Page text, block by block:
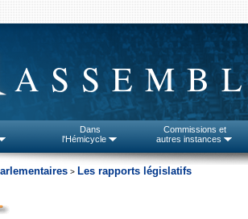
Dans
l'Hémicycle
Commissions et
autres instances
> Les rapports législatifs